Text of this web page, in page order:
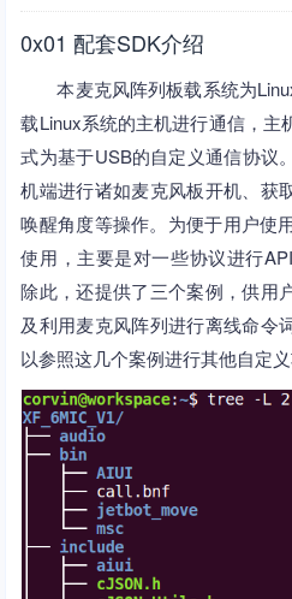
0x01 配套SDK介绍
本麦克风阵列板载系统为
载Linux系统的主机进行通信，主
式为基于USB的自定义通信协议
机端进行诸如麦克风板开机、获
唤醒角度等操作。为便于用户使
使用，主要是对一些协议进行
除此，还提供了三个案例，供用
及利用麦克风阵列进行离线命令
以参照这几个案例进行其他自定义